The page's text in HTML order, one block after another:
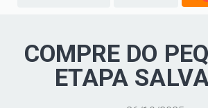
COMPRE DO
ETAPA